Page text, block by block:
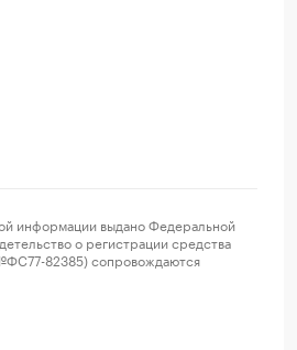
информации выдано Федеральной
о регистрации средства
82385) сопровождаются